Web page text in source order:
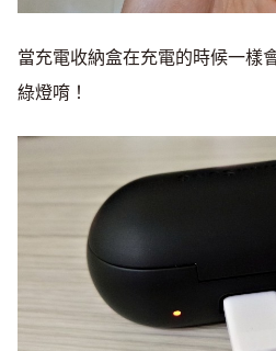
當充電收納盒在充電的時候一樣
綠燈唷！